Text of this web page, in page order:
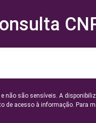
não são sensíveis. A
de acesso à informação. Para